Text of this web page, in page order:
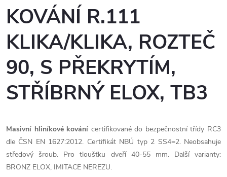
KOVÁNÍ R.111
KLIKA/KLIKA, ROZTEČ
90, S PŘEKRYTÍM,
STŘÍBRNÝ ELOX, TB3
Masivní hliníkové kování certifikované do bezpečnostní třídy RC3
dle ČSN EN 1627:2012. Certifikát NBÚ typ 2 SS4=2. Neobsahuje
středový šroub. Pro tloušťku dveří 40-55 mm. Další varianty:
BRONZ ELOX, IMITACE NEREZU.